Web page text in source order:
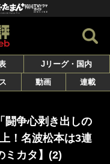
Jリーグ・国内
動画 連載
闘争心剥き出しの
！名波松本は3連
ミカタ】(2)